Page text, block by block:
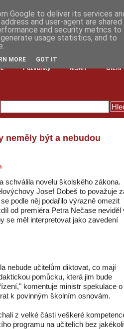
Pozvánky MŠMT Čtení
neměly být a nebudou
schválila novelu školského zákona.
Josef Dobeš to považuje
podle něj podařilo výrazně omezit
od premiéra Petra Nečase neviděl
se měl interpretovat jako zavedení
nebude učitelům diktovat, co mají
pomůcku, která jim bude
komentuje ministr spekulace o
k povinným školním osnovám.
z velké části veškeré
programu na učitelích bez
Google to deliver its services
and user-agent are shared
and security metrics to
usage statistics, and to
MORE GOT IT